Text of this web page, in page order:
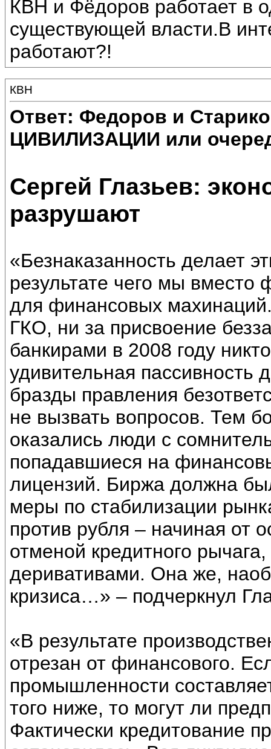
КВН и Фёдоров работает в
существующей власти.В
работают?!
КВН
Ответ: Федоров и
ЦИВИЛИЗАЦИИ или
Сергей Глазьев:
разрушают
«Безнаказанность делает
результате чего мы
для финансовых
ГКО, ни за присвоение
банкирами в 2008 году
удивительная пассивность
бразды правления
не вызвать вопросов. Тем
оказались люди с
попадавшиеся на
лицензий. Биржа должна
меры по стабилизации
против рубля – начиная от
отменой кредитного
деривативами. Она же,
кризиса…» – подчеркнул
«В результате
отрезан от финансового.
промышленности
того ниже, то могут ли
Фактически кредитование